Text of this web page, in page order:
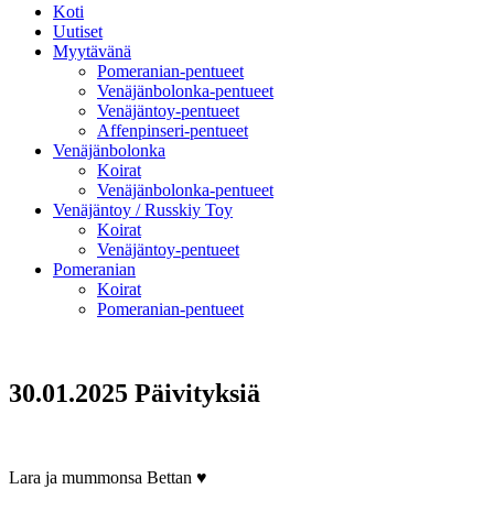
Koti
Uutiset
Myytävänä
Pomeranian-pentueet
Venäjänbolonka-pentueet
Venäjäntoy-pentueet
Affenpinseri-pentueet
Venäjänbolonka
Koirat
Venäjänbolonka-pentueet
Venäjäntoy / Russkiy Toy
Koirat
Venäjäntoy-pentueet
Pomeranian
Koirat
Pomeranian-pentueet
30.01.2025 Päivityksiä
Lara ja mummonsa Bettan ♥